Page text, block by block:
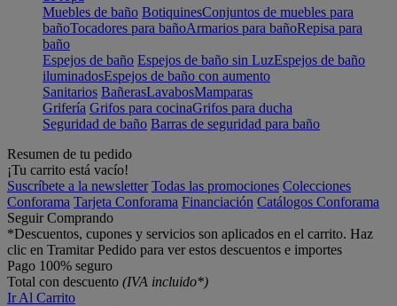
Muebles de baño BotiquinesConjuntos de muebles para
bañoTocadores para bañoArmarios para bañoRepisa para
baño
Espejos de baño Espejos de baño sin LuzEspejos de baño
iluminadosEspejos de baño con aumento
Sanitarios BañerasLavabosMamparas
Grifería Grifos para cocinaGrifos para ducha
Seguridad de baño Barras de seguridad para baño
Resumen de tu pedido
¡Tu carrito está vacío!
Suscríbete a la newsletter Todas las promociones Colecciones
Conforama Tarjeta Conforama Financiación Catálogos Conforama
Seguir Comprando
*Descuentos, cupones y servicios son aplicados en el carrito. Haz
clic en Tramitar Pedido para ver estos descuentos e importes
Pago 100% seguro
Total con descuento (IVA incluido*)
Ir Al Carrito